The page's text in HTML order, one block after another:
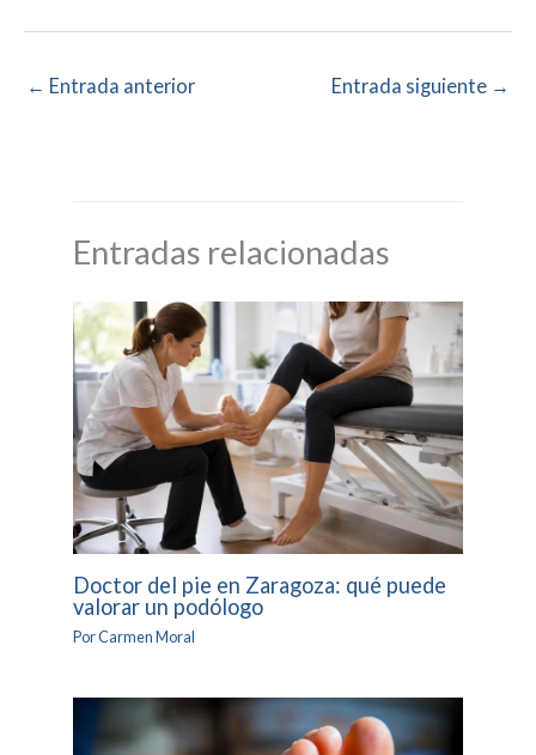
← Entrada anterior Entrada siguiente →
Entradas relacionadas
Doctor del pie en Zaragoza: qué puede
valorar un podólogo
PorCarmen Moral